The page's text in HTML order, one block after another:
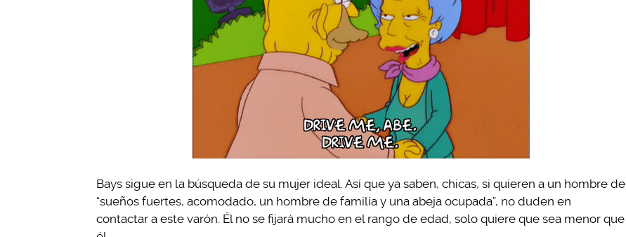
Bays sigue en la búsqueda de su mujer ideal. Así que ya saben, chicas, si quieren a un hombre de
“sueños fuertes, acomodado, un hombre de familia y una abeja ocupada”, no duden en
contactar a este varón. Él no se fijará mucho en el rango de edad, solo quiere que sea menor que